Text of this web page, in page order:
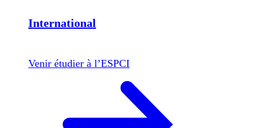
International
Venir étudier à l’ESPCI